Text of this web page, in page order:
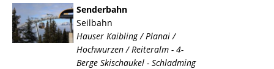
Senderbahn
Seilbahn
Hauser Kaibling / Planai /
Hochwurzen / Reiteralm - 4-
Berge Skischaukel - Schladming